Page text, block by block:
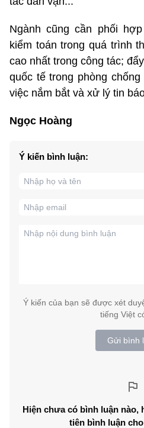
Ngành cũng cần phối
kiểm toán trong quá trình
cao nhất trong công tác;
quốc tế trong phòng
việc nắm bắt và xử lý tin
Ngọc Hoàng
Ý kiến bình luận:
Ý kiến của bạn sẽ được xét
tiếng Việt
Gửi bình
Hiện chưa có bình luận
tiên bình luận